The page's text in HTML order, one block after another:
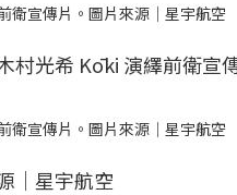
衛宣傳片。圖片來源｜星宇航空
衛宣傳片。圖片來源｜星宇航空